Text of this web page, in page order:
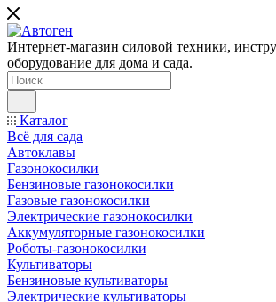
Интернет-магазин силовой техники,
оборудование для дома и сада.
Каталог
Всё для сада
Автоклавы
Газонокосилки
Бензиновые газонокосилки
Газовые газонокосилки
Электрические газонокосилки
Аккумуляторные газонокосилки
Роботы-газонокосилки
Культиваторы
Бензиновые культиваторы
Электрические культиваторы